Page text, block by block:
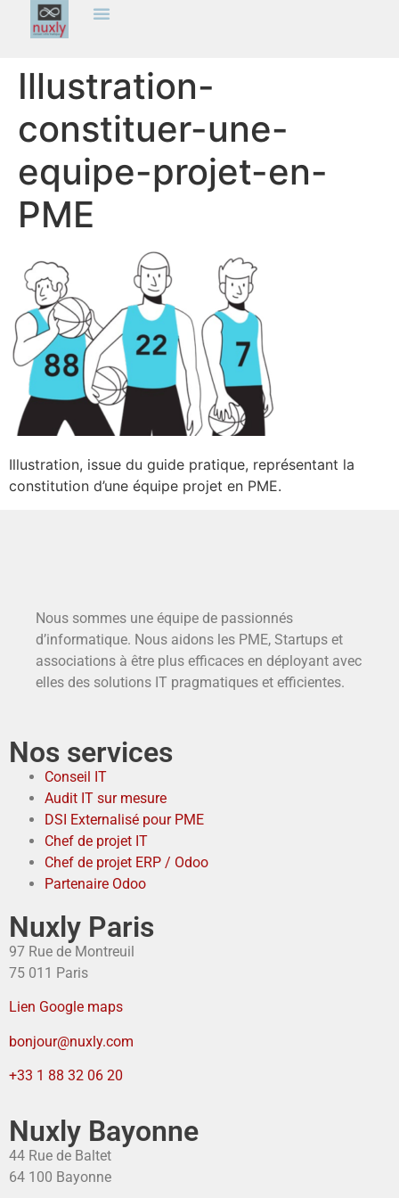
Illustration-
constituer-une-
equipe-projet-en-
PME
Illustration, issue du guide pratique, représentant la
constitution d’une équipe projet en PME.
Nous sommes une équipe de passionnés
d’informatique. Nous aidons les PME, Startups et
associations à être plus efficaces en déployant avec
elles des solutions IT pragmatiques et efficientes.
Nos services
Conseil IT
Audit IT sur mesure
DSI Externalisé pour PME
Chef de projet IT
Chef de projet ERP / Odoo
Partenaire Odoo
Nuxly Paris
97 Rue de Montreuil
75 011 Paris
Lien Google maps
bonjour@nuxly.com
+33 1 88 32 06 20
Nuxly Bayonne
44 Rue de Baltet
64 100 Bayonne